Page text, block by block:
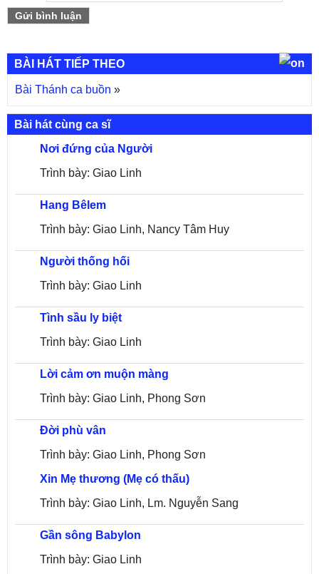
BÀI HÁT TIẾP THEO
Bài Thánh ca buồn »
Bài hát cùng ca sĩ
Nơi đứng của Người
Trình bày: Giao Linh
Hang Bêlem
Trình bày: Giao Linh, Nancy Tâm Huy
Người thống hối
Trình bày: Giao Linh
Tình sầu ly biệt
Trình bày: Giao Linh
Lời cảm ơn muộn màng
Trình bày: Giao Linh, Phong Sơn
Đời phù vân
Trình bày: Giao Linh, Phong Sơn
Xin Mẹ thương (Mẹ có thấu)
Trình bày: Giao Linh, Lm. Nguyễn Sang
Gần sông Babylon
Trình bày: Giao Linh